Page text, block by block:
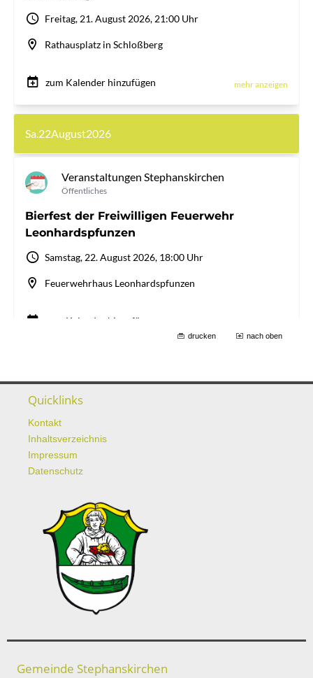
drucken nach oben
Quicklinks
Kontakt
Inhaltsverzeichnis
Impressum
Datenschutz
Gemeinde Stephanskirchen